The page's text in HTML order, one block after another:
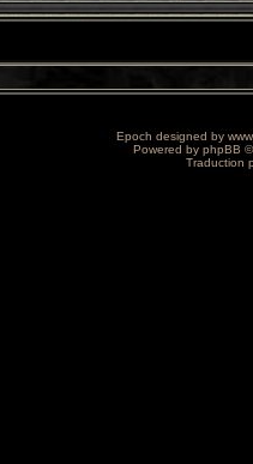
Epoch designed by
Powered by phpBB
Traduction